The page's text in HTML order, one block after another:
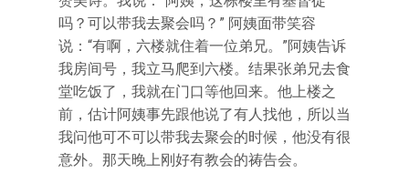
吗？可以带我去聚会吗？” 阿姨面带笑容
说：“有啊，六楼就住着一位弟兄。”阿姨告诉
我房间号，我立马爬到六楼。结果张弟兄去食
堂吃饭了，我就在门口等他回来。他上楼之
前，估计阿姨事先跟他说了有人找他，所以当
我问他可不可以带我去聚会的时候，他没有很
意外。那天晚上刚好有教会的祷告会。